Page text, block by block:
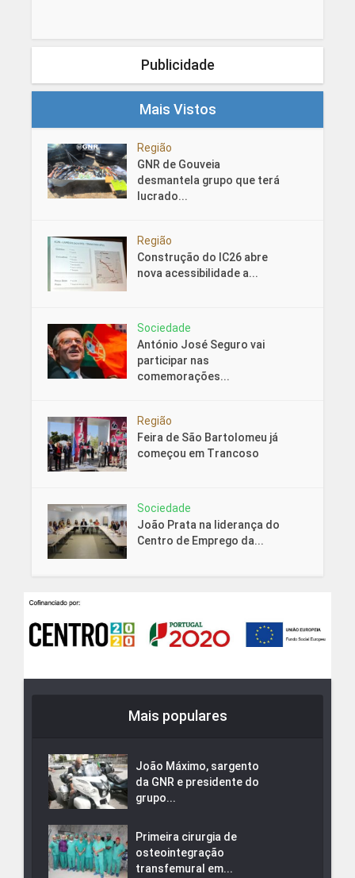
Publicidade
Mais Vistos
Região
GNR de Gouveia
desmantela grupo que terá
lucrado...
Região
Construção do IC26 abre
nova acessibilidade a...
Sociedade
António José Seguro vai
participar nas
comemorações...
Região
Feira de São Bartolomeu já
começou em Trancoso
Sociedade
João Prata na liderança do
Centro de Emprego da...
Mais populares
João Máximo, sargento
da GNR e presidente do
grupo...
Primeira cirurgia de
osteointegração
transfemural em...